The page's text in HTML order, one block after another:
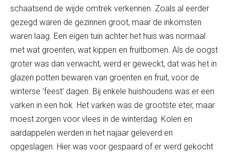
schaatsend de wijde omtrek verkennen. Zoals al eerder
gezegd waren de gezinnen groot, maar de inkomsten
waren laag. Een eigen tuin achter het huis was normaal
met wat groenten, wat kippen en fruitbomen. Als de oogst
groter was dan verwacht, werd er geweckt, dat was het in
glazen potten bewaren van groenten en fruit, voor de
winterse 'feest' dagen. Bij enkele huishoudens was er een
varken in een hok. Het varken was de grootste eter, maar
moest zorgen voor vlees in de winterdag. Kolen en
aardappelen werden in het najaar geleverd en
opgeslagen. Hier was voor gespaard of er werd gekocht